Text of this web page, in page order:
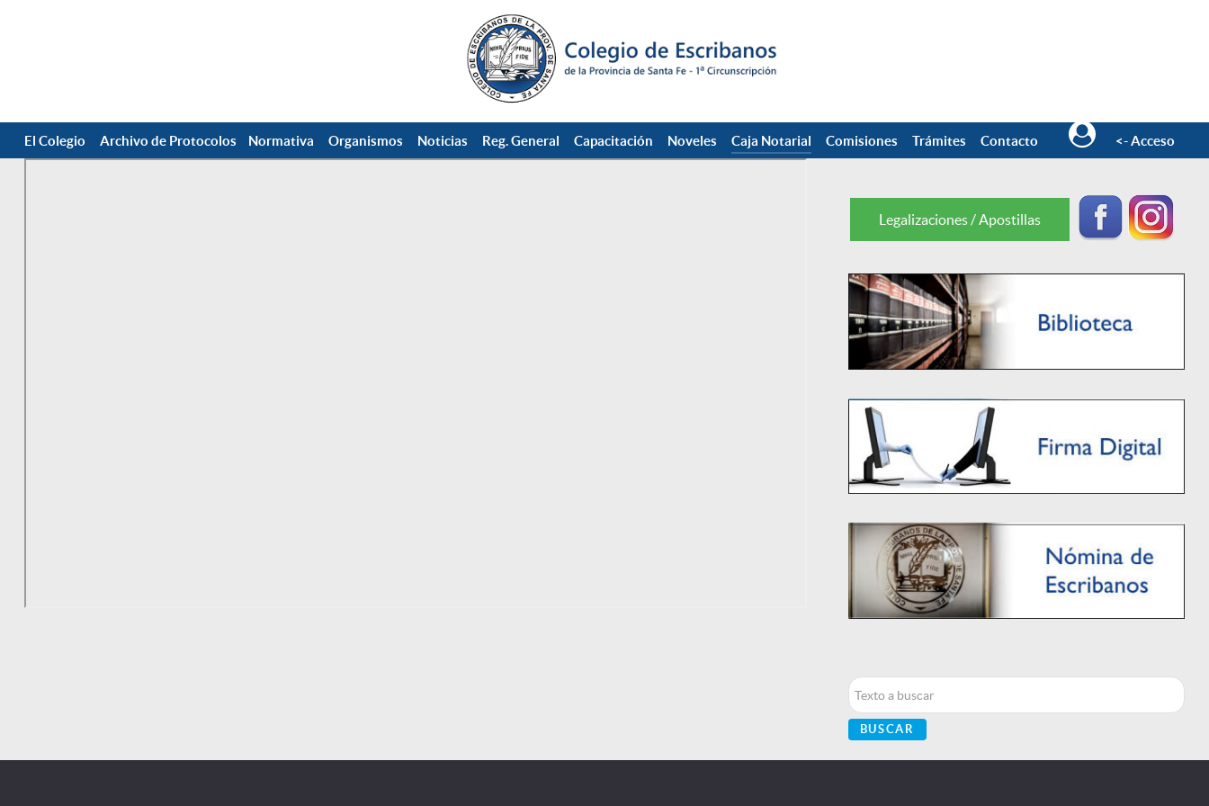
El Colegio Archivo de Protocolos Normativa Organismos Noticias Reg. General Capacitación Noveles Caja Notarial Comisiones Trámites Contacto <- Acceso
Buscar...
BUSCAR